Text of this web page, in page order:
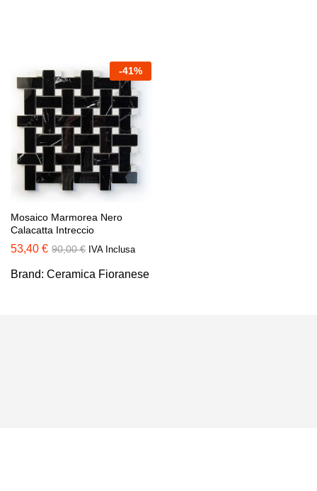
-41%
Mosaico Marmorea Nero
Calacatta Intreccio
53,40 € 90,00€ IVA Inclusa
Brand: Ceramica Fioranese